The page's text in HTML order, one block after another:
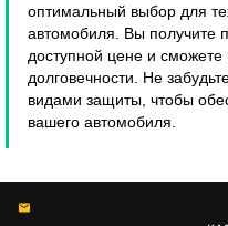
оптимальный выбор для
автомобиля. Вы получите
доступной цене и
долговечности. Не
видами защиты, чтобы
вашего автомобиля.